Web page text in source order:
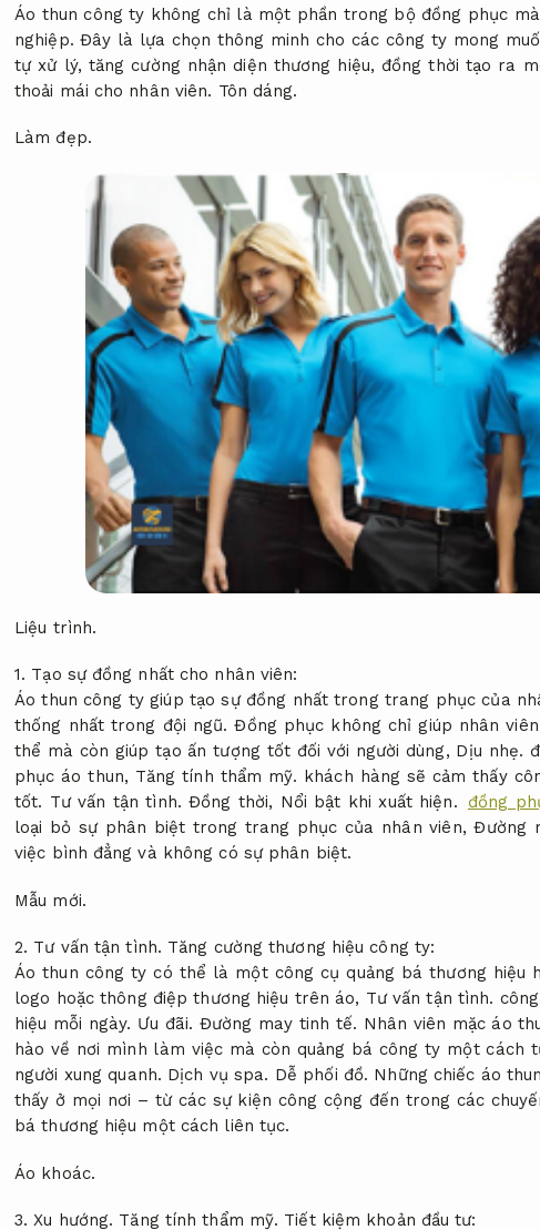
Áo thun công ty không chỉ là một phần trong bộ đồng phục
nghiệp. Đây là lựa chọn thông minh cho các công ty mong
tự xử lý, tăng cường nhận diện thương hiệu, đồng thời tạo ra
thoải mái cho nhân viên. Tôn dáng.
Làm đẹp.
Liệu trình.
1. Tạo sự đồng nhất cho nhân viên:
Áo thun công ty giúp tạo sự đồng nhất trong trang phục của
thống nhất trong đội ngũ. Đồng phục không chỉ giúp nhân
thể mà còn giúp tạo ấn tượng tốt đối với người dùng, Dịu nhẹ.
phục áo thun, Tăng tính thẩm mỹ. khách hàng sẽ cảm thấy
tốt. Tư vấn tận tình. Đồng thời, Nổi bật khi xuất hiện. đồng
loại bỏ sự phân biệt trong trang phục của nhân viên,Đường
việc bình đẳng và không có sự phân biệt.
Mẫu mới.
2. Tư vấn tận tình. Tăng cường thương hiệu công ty:
Áo thun công ty có thể là một công cụ quảng bá thương hiệu
logo hoặc thông điệp thương hiệu trên áo, Tư vấn tận tình.
hiệu mỗi ngày. Ưu đãi. Đường may tinh tế. Nhân viên mặc áo
hào về nơi mình làm việc mà còn quảng bá công ty một cách
người xung quanh. Dịch vụ spa. Dễ phối đồ. Những chiếc áo
thấy ở mọi nơi – từ các sự kiện công cộng đến trong các
bá thương hiệu một cách liên tục.
Áo khoác.
3.Xu hướng. Tăng tính thẩm mỹ. Tiết kiệm khoản đầu tư: